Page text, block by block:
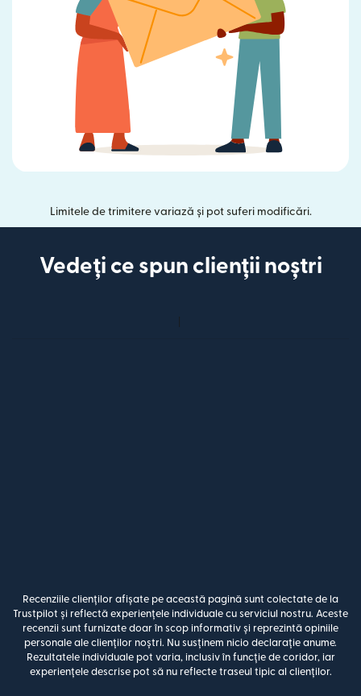
Limitele de trimitere variază și pot suferi modificări.
Vedeți ce spun clienții noștri
Recenziile clienților afișate pe această pagină sunt colectate de la
Trustpilot și reflectă experiențele individuale cu serviciul nostru. Aceste
recenzii sunt furnizate doar în scop informativ și reprezintă opiniile
personale ale clienților noștri. Nu susținem nicio declarație anume.
Rezultatele individuale pot varia, inclusiv în funcție de coridor, iar
experiențele descrise pot să nu reflecte traseul tipic al clienților.